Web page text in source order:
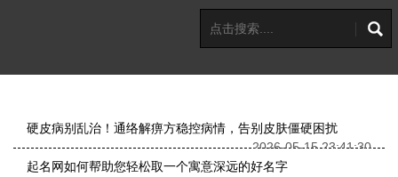
硬皮病别乱治！通络解痹方稳控病情，告别皮肤僵硬困扰
2026-05-15 23:41:30
起名网如何帮助您轻松取一个寓意深远的好名字